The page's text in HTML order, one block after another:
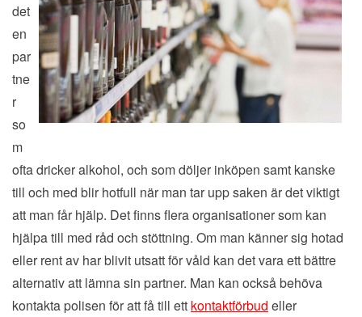
det
en
par
tne
r
so
m
ofta dricker alkohol, och som döljer inköpen samt kanske
till och med blir hotfull när man tar upp saken är det viktigt
att man får hjälp. Det finns flera organisationer som kan
hjälpa till med råd och stöttning. Om man känner sig hotad
eller rent av har blivit utsatt för våld kan det vara ett bättre
alternativ att lämna sin partner. Man kan också behöva
kontakta polisen för att få till ett kontaktförbud eller